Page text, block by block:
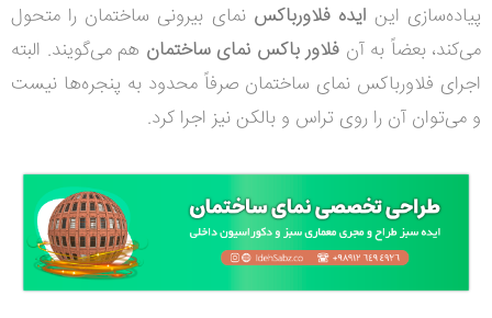
پیاده‌سازی این ایده فلاورباکس نمای بیرونی ساختمان را متحول
می‌کند، بعضاً به آن فلاور باکس نمای ساختمان هم می‌گویند. البته
اجرای فلاورباکس نمای ساختمان صرفاً محدود به پنجره‌ها نیست
و می‌توان آن را روی تراس و بالکن نیز اجرا کرد.